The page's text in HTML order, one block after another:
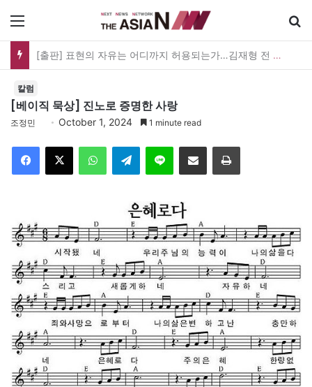
한궁 탄생 20년, 이제 AI를 쏜다…오늘 ‘한궁의 날’ 새 도약 선언
칼럼
[베이직 묵상] 진노로 증명한 사랑
조정민 October 1, 2024 1 minute read
Telegram 이메일